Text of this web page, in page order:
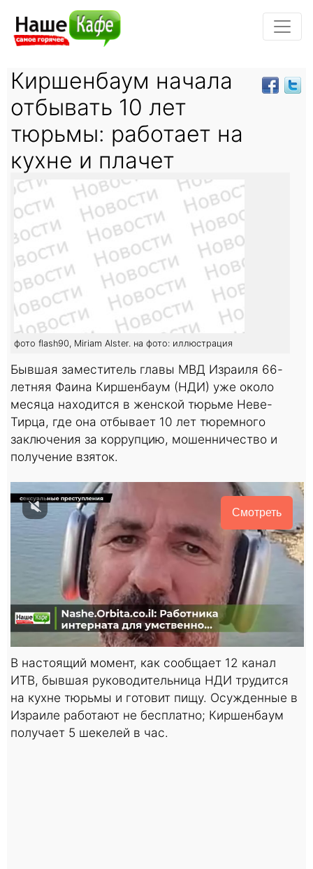
Киршенбаум начала
отбывать 10 лет
тюрьмы: работает на
кухне и плачет
фото flash90, Miriam Alster. на фото: иллюстрация
Бывшая заместитель главы МВД Израиля 66-
летняя Фаина Киршенбаум (НДИ) уже около
месяца находится в женской тюрьме Неве-
Тирца, где она отбывает 10 лет тюремного
заключения за коррупцию, мошенничество и
получение взяток.
Смотреть
В настоящий момент, как сообщает 12 канал
ИТВ, бывшая руководительница НДИ трудится
на кухне тюрьмы и готовит пищу. Осужденные в
Израиле работают не бесплатно; Киршенбаум
получает 5 шекелей в час.